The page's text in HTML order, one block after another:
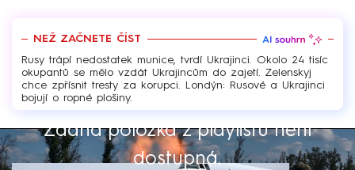
NEŽ ZAČNETE ČÍST
Rusy trápí nedostatek munice, tvrdí Ukrajinci. Okolo 24 tisíc
okupantů se mělo vzdát Ukrajincům do zajetí. Zelenskyj
chce zpřísnit tresty za korupci. Londýn: Rusové a Ukrajinci
bojují o ropné plošiny.
Žádná položka z playlistu není
dostupná.
Výběr redakce